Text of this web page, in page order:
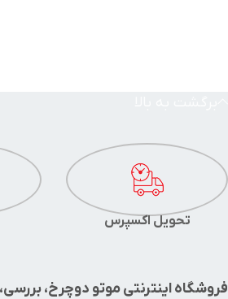
تحویل اکسپرس
فروشگاه اینترنتی موتو دوچرخ،